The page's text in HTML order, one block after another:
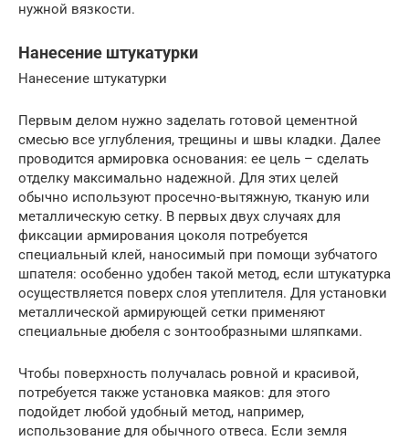
нужной вязкости.
Нанесение штукатурки
Нанесение штукатурки
Первым делом нужно заделать готовой цементной
смесью все углубления, трещины и швы кладки. Далее
проводится армировка основания: ее цель – сделать
отделку максимально надежной. Для этих целей
обычно используют просечно-вытяжную, тканую или
металлическую сетку. В первых двух случаях для
фиксации армирования цоколя потребуется
специальный клей, наносимый при помощи зубчатого
шпателя: особенно удобен такой метод, если штукатурка
осуществляется поверх слоя утеплителя. Для установки
металлической армирующей сетки применяют
специальные дюбеля с зонтообразными шляпками.
Чтобы поверхность получалась ровной и красивой,
потребуется также установка маяков: для этого
подойдет любой удобный метод, например,
использование для обычного отвеса. Если земля